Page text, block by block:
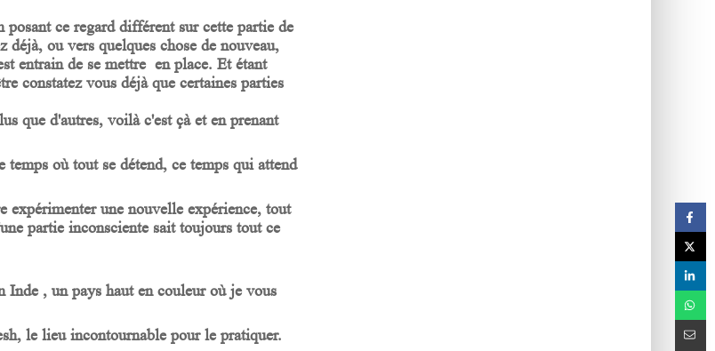
posant ce regard différent sur cette partie de
déjà, ou vers quelques chose de nouveau,
entrain de se mettre en place. Et étant
constatez vous déjà que certaines parties
que d'autres, voilà c'est çà et en prenant
où tout se détend, ce temps qui attend
expérimenter une nouvelle expérience, tout
partie inconsciente sait toujours tout ce
Inde , un pays haut en couleur où je vous
le lieu incontournable pour le pratiquer.